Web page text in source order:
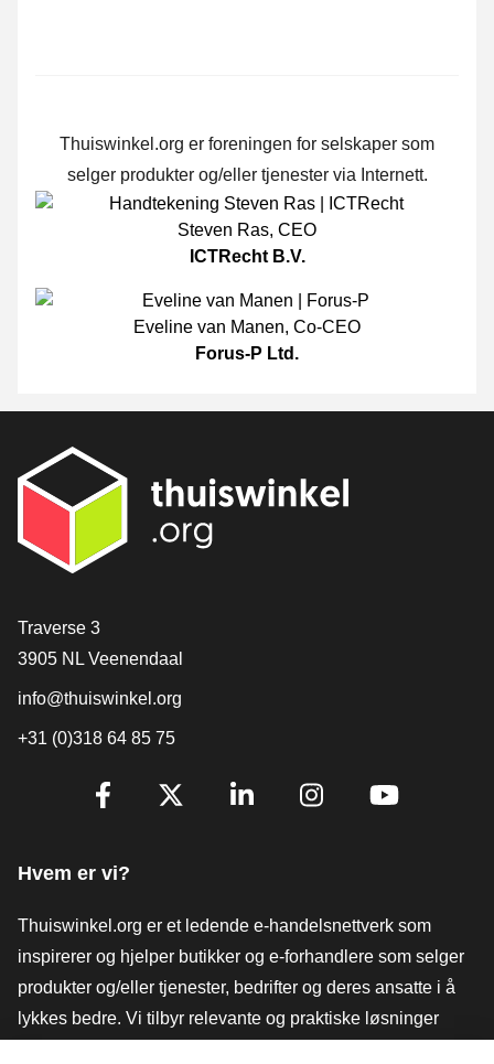
Thuiswinkel.org er foreningen for selskaper som
selger produkter og/eller tjenester via Internett.
Steven Ras, CEO
ICTRecht B.V.
Eveline van Manen, Co-CEO
Forus-P Ltd.
[_General:Contact]
Traverse 3
3905 NL Veenendaal
info@thuiswinkel.org
+31 (0)318 64 85 75
[_General:SocialMediaTitle]
Hvem er vi?
Thuiswinkel.org er et ledende e-handelsnettverk som
inspirerer og hjelper butikker og e-forhandlere som selger
produkter og/eller tjenester, bedrifter og deres ansatte i å
lykkes bedre. Vi tilbyr relevante og praktiske løsninger